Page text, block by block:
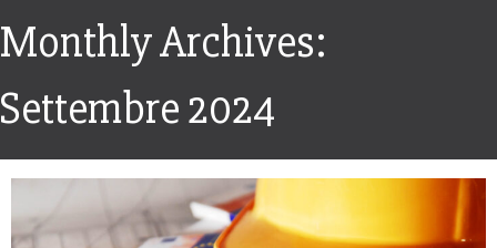
Monthly Archives:
Settembre 2024